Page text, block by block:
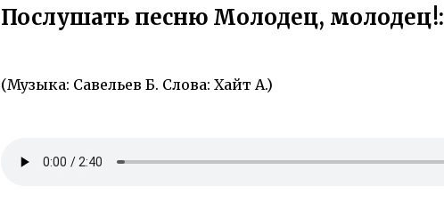
Послушать песню Молодец, молодец!:
(Музыка: Савельев Б. Слова: Хайт А.)